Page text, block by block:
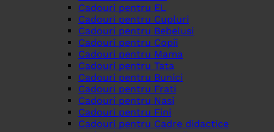
Cadouri pentru EL
Cadouri pentru Cupluri
Cadouri pentru Bebelusi
Cadouri pentru Copii
Cadouri pentru Mama
Cadouri pentru Tata
Cadouri pentru Bunici
Cadouri pentru Frati
Cadouri pentru Nasi
Cadouri pentru Fini
Cadouri pentru Cadre didactice